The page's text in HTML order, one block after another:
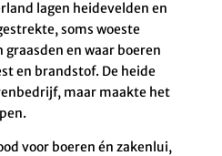
lagen heidevelden en
soms woeste
graasden en waar boeren
en brandstof. De heide
maar maakte het
voor boeren én zakenlui,